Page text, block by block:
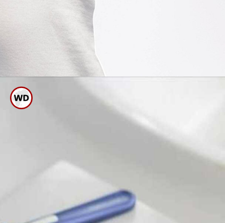
ರೇಝರ್ ಬಳಸಿ ಕೂದಲು ತೆಗೆಯುವುದು
ಸುಲಭ ಮತ್ತು ಅಗ್ಗದ ಕ್ರಮವಾಗಿದೆ